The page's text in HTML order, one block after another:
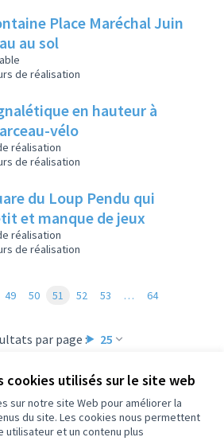
cookies utilisés sur le site web
sur notre site Web pour améliorer la
du site. Les cookies nous permettent
utilisateur et un contenu plus
le planning de ce
la ville toute association
par semaine
Place Maréchal Juin
au sol
de réalisation
en hauteur à
vélo
réalisation
de réalisation
du Loup Pendu qui
et manque de jeux
réalisation
de réalisation
par page : 25
49 50 51 52 53 … 64